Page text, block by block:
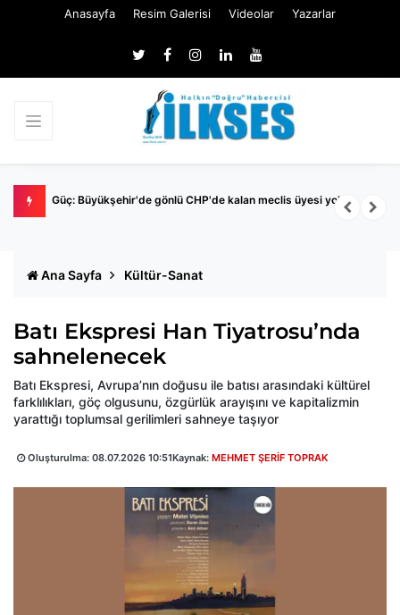
Anasayfa Resim Galerisi Videolar Yazarlar
Pazar günü YÖKDİL/2 adayları ter dökecek
Ana Sayfa Kültür-Sanat
Batı Ekspresi Han Tiyatrosu’nda
sahnelenecek
Batı Ekspresi, Avrupa’nın doğusu ile batısı arasındaki kültürel
farklılıkları, göç olgusunu, özgürlük arayışını ve kapitalizmin
yarattığı toplumsal gerilimleri sahneye taşıyor
Oluşturulma: 08.07.2026 10:51Kaynak: MEHMET ŞERİF TOPRAK